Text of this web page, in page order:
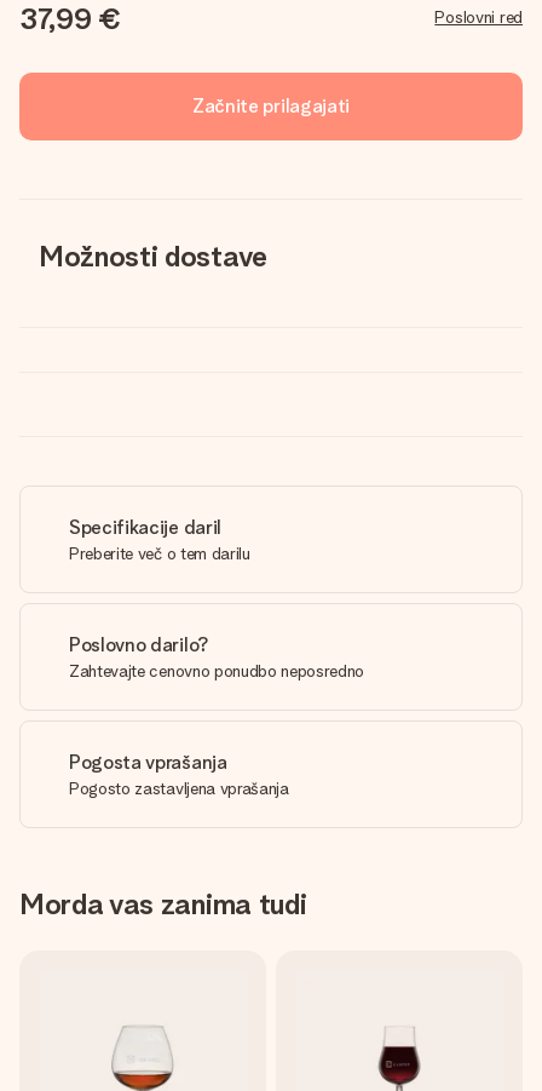
37,99 € Poslovni red
Začnite prilagajati
Možnosti dostave
Specifikacije daril
Preberite več o tem darilu
Poslovno darilo?
Zahtevajte cenovno ponudbo neposredno
Pogosta vprašanja
Pogosto zastavljena vprašanja
Morda vas zanima tudi